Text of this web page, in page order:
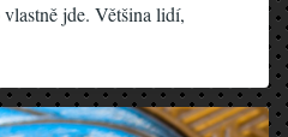
jde. Většina lidí,